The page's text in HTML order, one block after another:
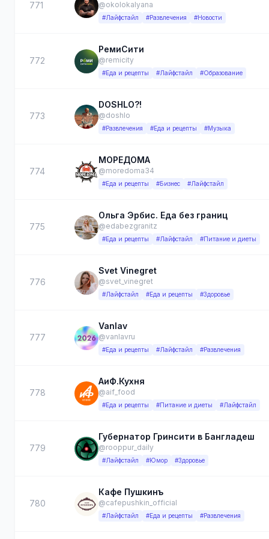
771 @okolokalyana
#Лайфстайл #Развлечения #Новости
772
РемиСити
@remicity
#Еда и рецепты #Лайфстайл #Образование
773
DOSHLO?!
@doshlo
#Развлечения #Еда и рецепты #Музыка
774
МОРЕДОМА
@moredoma34
#Еда и рецепты #Бизнес #Лайфстайл
775
Ольга Эрбис. Еда без границ
@edabezgranitz
#Еда и рецепты #Лайфстайл #Питание и диеты
776
Svet Vinegret
@svet_vinegret
#Лайфстайл #Еда и рецепты #Здоровье
777
Vanlav
@vanlavru
#Еда и рецепты #Лайфстайл #Развлечения
778
АиФ.Кухня
@aif_food
#Еда и рецепты #Питание и диеты #Лайфстайл
779
Губернатор Гринсити в Бангладеш
@rooppur_daily
#Лайфстайл #Юмор #Здоровье
780
Кафе Пушкинъ
@cafepushkin_official
#Лайфстайл #Еда и рецепты #Развлечения